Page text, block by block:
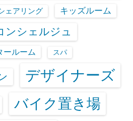
ェアリング キッズルーム
ンシェルジュ
ールーム スパ
デザイナーズ
バイク置き場